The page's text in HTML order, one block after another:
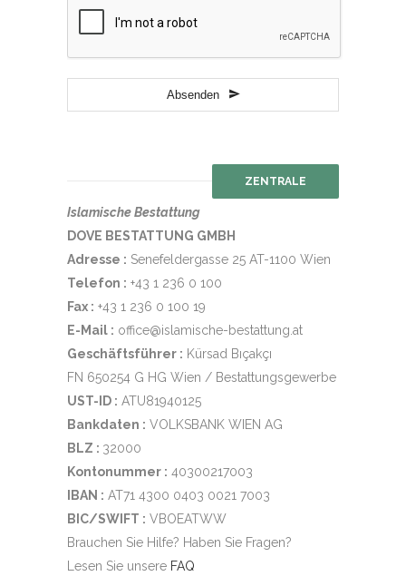
Absenden
ZENTRALE
Islamische Bestattung
DOVE BESTATTUNG GMBH
Adresse : Senefeldergasse 25 AT-1100 Wien
Telefon : +43 1 236 0 100
Fax : +43 1 236 0 100 19
E-Mail : office@islamische-bestattung.at
Geschäftsführer : Kürsad Bıçakçı
FN 650254 G HG Wien / Bestattungsgewerbe
UST-ID : ATU81940125
Bankdaten : VOLKSBANK WIEN AG
BLZ : 32000
Kontonummer : 40300217003
IBAN : AT71 4300 0403 0021 7003
BIC/SWIFT : VBOEATWW
Brauchen Sie Hilfe? Haben Sie Fragen?
Lesen Sie unsere FAQ